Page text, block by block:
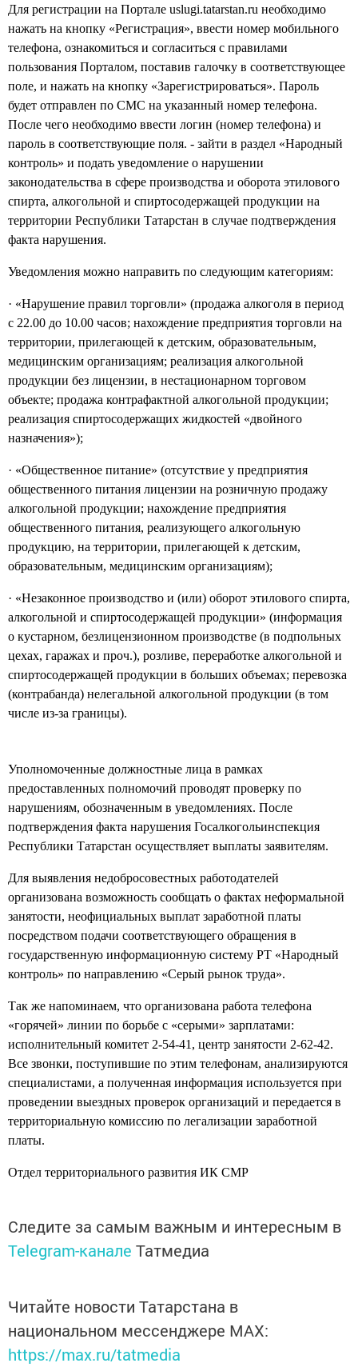
Для регистрации на Портале uslugi.tatarstan.ru необходимо
нажать на кнопку «Регистрация», ввести номер мобильного
телефона, ознакомиться и согласиться с правилами
пользования Порталом, поставив галочку в соответствующее
поле, и нажать на кнопку «Зарегистрироваться». Пароль
будет отправлен по СМС на указанный номер телефона.
После чего необходимо ввести логин (номер телефона) и
пароль в соответствующие поля. - зайти в раздел «Народный
контроль» и подать уведомление о нарушении
законодательства в сфере производства и оборота этилового
спирта, алкогольной и спиртосодержащей продукции на
территории Республики Татарстан в случае подтверждения
факта нарушения.
Уведомления можно направить по следующим категориям:
· «Нарушение правил торговли» (продажа алкоголя в период
с 22.00 до 10.00 часов; нахождение предприятия торговли на
территории, прилегающей к детским, образовательным,
медицинским организациям; реализация алкогольной
продукции без лицензии, в нестационарном торговом
объекте; продажа контрафактной алкогольной продукции;
реализация спиртосодержащих жидкостей «двойного
назначения»);
· «Общественное питание» (отсутствие у предприятия
общественного питания лицензии на розничную продажу
алкогольной продукции; нахождение предприятия
общественного питания, реализующего алкогольную
продукцию, на территории, прилегающей к детским,
образовательным, медицинским организациям);
· «Незаконное производство и (или) оборот этилового спирта,
алкогольной и спиртосодержащей продукции» (информация
о кустарном, безлицензионном производстве (в подпольных
цехах, гаражах и проч.), розливе, переработке алкогольной и
спиртосодержащей продукции в больших объемах; перевозка
(контрабанда) нелегальной алкогольной продукции (в том
числе из-за границы).
Уполномоченные должностные лица в рамках
предоставленных полномочий проводят проверку по
нарушениям, обозначенным в уведомлениях. После
подтверждения факта нарушения Госалкогольинспекция
Республики Татарстан осуществляет выплаты заявителям.
Для выявления недобросовестных работодателей
организована возможность сообщать о фактах неформальной
занятости, неофициальных выплат заработной платы
посредством подачи соответствующего обращения в
государственную информационную систему РТ «Народный
контроль» по направлению «Серый рынок труда».
Так же напоминаем, что организована работа телефона
«горячей» линии по борьбе с «серыми» зарплатами:
исполнительный комитет 2-54-41, центр занятости 2-62-42.
Все звонки, поступившие по этим телефонам, анализируются
специалистами, а полученная информация используется при
проведении выездных проверок организаций и передается в
территориальную комиссию по легализации заработной
платы.
Отдел территориального развития ИК СМР
Следите за самым важным и интересным в
Telegram-канале Татмедиа
Читайте новости Татарстана в
национальном мессенджере MАХ:
https://max.ru/tatmedia